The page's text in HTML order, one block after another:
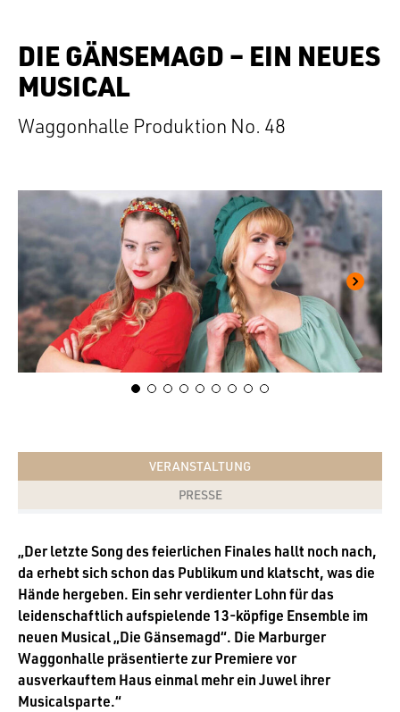
DIE GÄNSEMAGD – EIN NEUES
MUSICAL
Waggonhalle Produktion No. 48
VERANSTALTUNG
PRESSE
„Der letzte Song des feierlichen Finales hallt noch nach,
da erhebt sich schon das Publikum und klatscht, was die
Hände hergeben. Ein sehr verdienter Lohn für das
leidenschaftlich aufspielende 13-köpfige Ensemble im
neuen Musical „Die Gänsemagd“. Die Marburger
Waggonhalle präsentierte zur Premiere vor
ausverkauftem Haus einmal mehr ein Juwel ihrer
Musicalsparte.“